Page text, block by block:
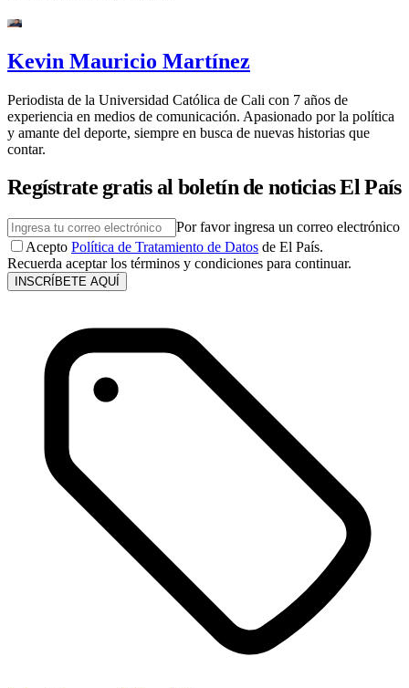
Kevin Mauricio Martínez
Periodista de la Universidad Católica de Cali con 7 años de
experiencia en medios de comunicación. Apasionado por la política
y amante del deporte, siempre en busca de nuevas historias que
contar.
Regístrate gratis al boletín de noticias El País
Por favor ingresa un correo electrónico
Acepto Política de Tratamiento de Datos de El País.
Recuerda aceptar los términos y condiciones para continuar.
INSCRÍBETE AQUÍ